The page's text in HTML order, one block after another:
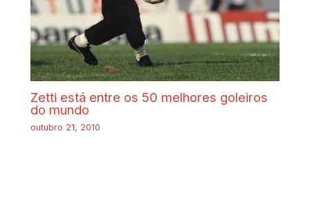
Zetti está entre os 50 melhores goleiros
do mundo
outubro 21, 2010